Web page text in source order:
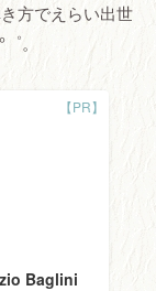
方でえらい出世
。
Baglini